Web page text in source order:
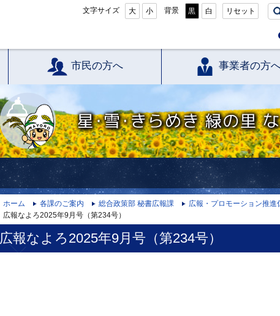
文字サイズ 大 小 背景 黒 白 リセット
市民の方へ 事業者の方
星・雪・きらめき 緑の里 なよろ
ホーム 各課のご案内 総合政策部 秘書広報課 広報・プロモーション推進
広報なよろ2025年9月号（第234号）
広報なよろ2025年9月号（第234号）